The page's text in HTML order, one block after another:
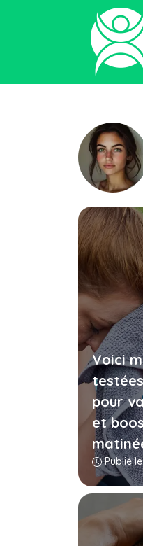
Voici
pour
et
Publié